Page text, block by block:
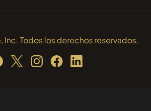
Todos los derechos reservados.